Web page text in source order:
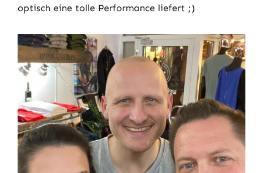
optisch eine tolle Performance liefert ;)